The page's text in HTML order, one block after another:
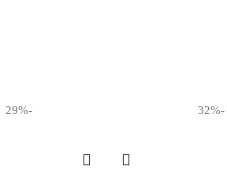
-32%
-29%